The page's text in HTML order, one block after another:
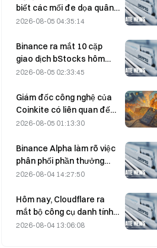
biết các mối đe dọa quân
sự của Mỹ đã khiến thỏa
Hormuz bị trì hoãn.
2026-08-05 04:35:14
Binance ra mắt 10 cặp
giao dịch bStocks hôm
nay lúc 20:00 (UTC+8),
2026-08-05 02:33:45
Giám đốc công nghệ của
Coinkite có liên quan đến
sự cố khai thác lỗ hổng
tấn công gây thiệt hại 114
triệu USD
2026-08-05 01:13:30
Binance Alpha làm rõ việc
phân phối phần thưởng
MarsCoin: Phần thưởng sẽ
người dùng nắm giữ token
trong ví; người dùng CEX sẽ
nhận SPCXB nếu số dư
2026-08-04 14:27:50
Hôm nay, Cloudflare ra
mắt bộ công cụ danh tính
và ví dành cho các tác
2026-08-04 13:06:08